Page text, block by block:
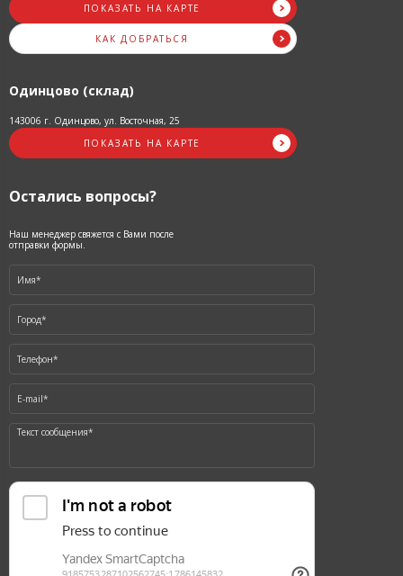
ПОКАЗАТЬ НА КАРТЕ
КАК ДОБРАТЬСЯ
Одинцово (склад)
143006 г. Одинцово, ул. Восточная, 25
ПОКАЗАТЬ НА КАРТЕ
Остались вопросы?
Наш менеджер свяжется с Вами после
отправки формы.